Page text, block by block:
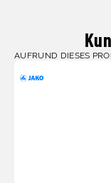
AUFRUND DIESES